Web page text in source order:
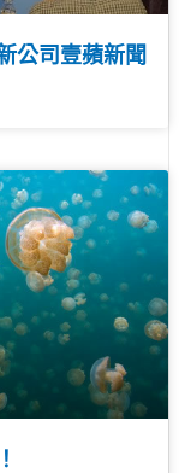
公司壹蘋新聞